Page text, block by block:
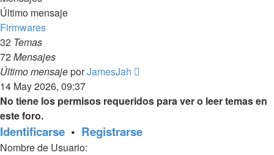
Último mensaje
Firmwares
32 Temas
72Mensajes
Último mensajeporJamesJah
mensaje
14 May 2026, 09:37
No tiene los permisos requeridos para ver o leer temas en
este foro.
Identificarse • Registrarse
Nombre de Usuario: